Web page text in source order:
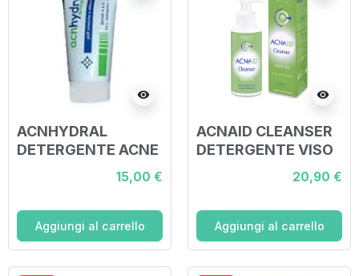
visibility
ACNHYDRAL
DETERGENTE ACNE
15,00 €
Aggiungi al carrello
visibility
ACNAID CLEANSER
DETERGENTE VISO
PELLI TENDENZA
ACNEICA 200 ML
20,90 €
Aggiungi al carrello